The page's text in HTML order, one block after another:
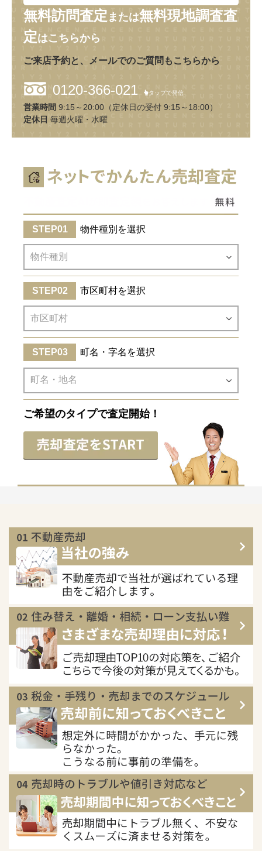
無料訪問査定 または無料現地調査査
定はこちらから
ご来店予約と、メールでのご質問もこちらから
0120-366-021 タップで発信
営業時間 9:15～20:00（定休日の受付 9:15～18:00）
定休日 毎週火曜・水曜
物件種別を選択
市区町村を選択
町名・字名を選択
ご希望のタイプで査定開始！